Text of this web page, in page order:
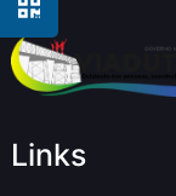
Links